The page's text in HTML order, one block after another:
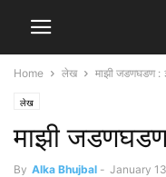
Home लेख माझी जडणघडण :
लेख
माझी
By Alka Bhujbal - January